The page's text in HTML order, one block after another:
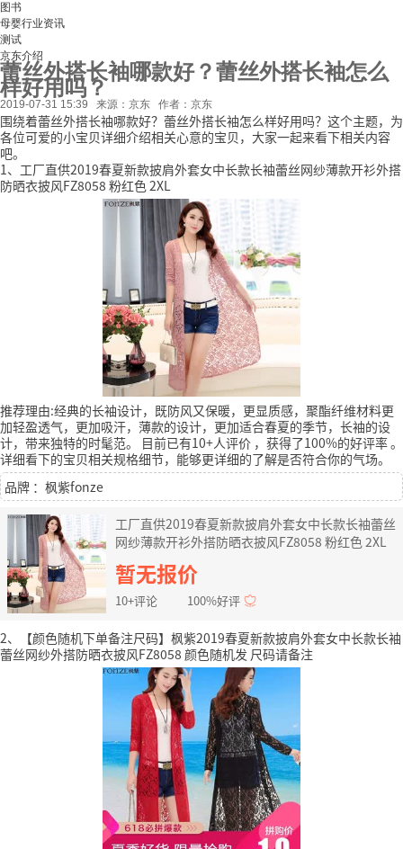
图书
母婴行业资讯
测试
京东介绍
蕾丝外搭长袖哪款好？蕾丝外搭长袖怎么
样好用吗？
2019-07-31 15:39 来源：京东 作者：京东
围绕着蕾丝外搭长袖哪款好？蕾丝外搭长袖怎么样好用吗？这个主题，为
各位可爱的小宝贝详细介绍相关心意的宝贝，大家一起来看下相关内容
吧。
1、工厂直供2019春夏新款披肩外套女中长款长袖蕾丝网纱薄款开衫外搭
防晒衣披风FZ8058 粉红色 2XL
推荐理由:经典的长袖设计，既防风又保暖，更显质感，聚酯纤维材料更
加轻盈透气，更加吸汗，薄款的设计，更加适合春夏的季节，长袖的设
计，带来独特的时髦范。
目前已有10+人评价 ，获得了100%的好评率。
详细看下的宝贝相关规格细节，能够更详细的了解是否符合你的气场。
品牌 ：枫紫fonze
工厂直供2019春夏新款披肩外套女中长款长袖蕾丝
网纱薄款开衫外搭防晒衣披风FZ8058 粉红色 2XL
暂无报价
10+评论 100%好评
2、【颜色随机下单备注尺码】枫紫2019春夏新款披肩外套女中长款长袖
蕾丝网纱外搭防晒衣披风FZ8058 颜色随机发 尺码请备注